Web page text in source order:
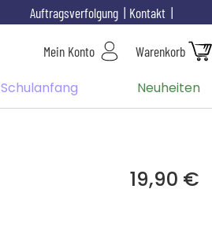
Kontakt
Auftragsverfolgung
Mein Konto Warenkorb
Schulanfang Neuheiten
19,90 €